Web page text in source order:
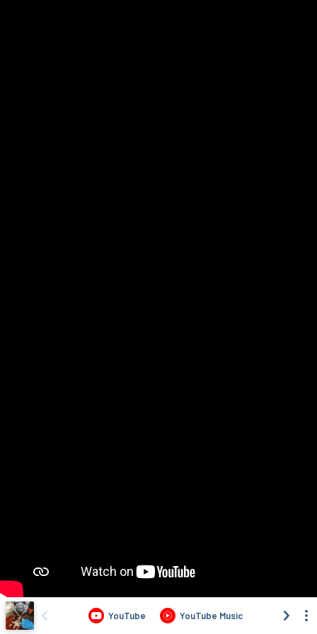
YouTube YouTube Music